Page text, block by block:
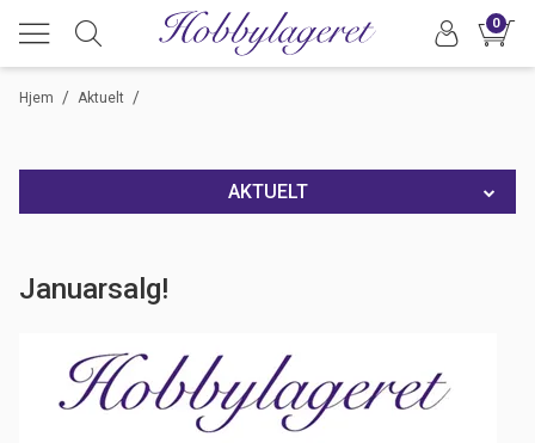
0
/
Hjem /
Aktuelt
AKTUELT
Travle dager hos Hobbylageret
25% rabatt på Amsterdam akrylmaling
Januarsalg!